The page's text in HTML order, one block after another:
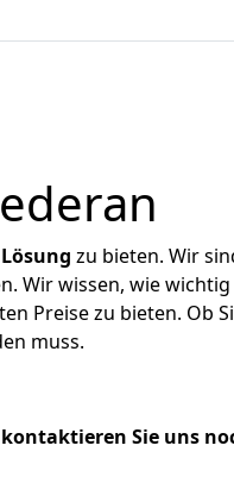
Lösung zu bieten. Wir
Wir wissen, wie wichtig
Preise zu bieten. Ob
muss.
kontaktieren Sie uns